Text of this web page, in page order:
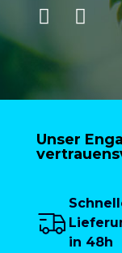
Unser
in 48h